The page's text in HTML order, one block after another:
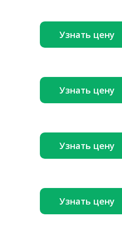
Узнать цену
Узнать цену
Узнать цену
Узнать цену